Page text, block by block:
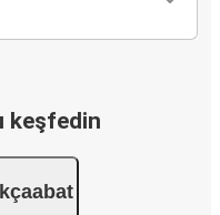
keşfedin